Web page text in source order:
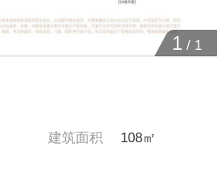
1 / 1
建筑面积
108㎡